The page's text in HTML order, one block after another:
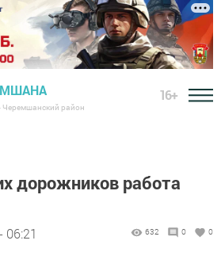
Черемшанский район
16+
дорожников работа
06:21 632 0 0